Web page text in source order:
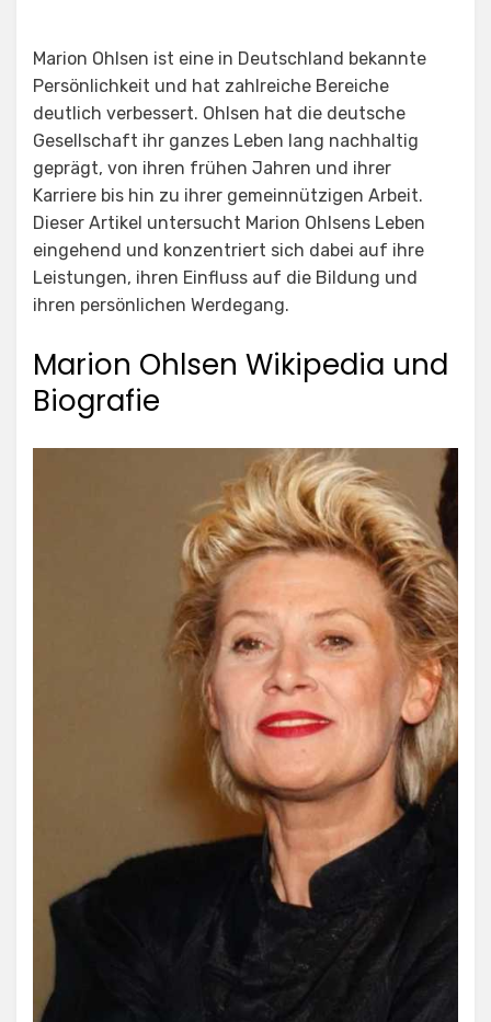
Marion Ohlsen ist eine in Deutschland bekannte
Persönlichkeit und hat zahlreiche Bereiche
deutlich verbessert. Ohlsen hat die deutsche
Gesellschaft ihr ganzes Leben lang nachhaltig
geprägt, von ihren frühen Jahren und ihrer
Karriere bis hin zu ihrer gemeinnützigen Arbeit.
Dieser Artikel untersucht Marion Ohlsens Leben
eingehend und konzentriert sich dabei auf ihre
Leistungen, ihren Einfluss auf die Bildung und
ihren persönlichen Werdegang.
Marion Ohlsen Wikipedia und
Biografie